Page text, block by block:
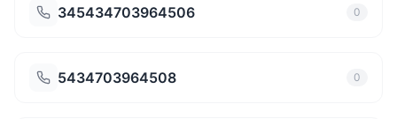
345434703964506 0
5434703964508 0